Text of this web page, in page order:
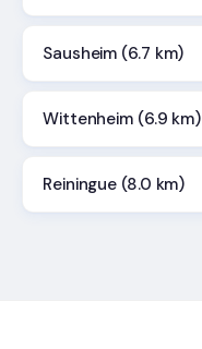
Sausheim (6.7 km)
Wittenheim (6.9 km)
Reiningue (8.0 km)